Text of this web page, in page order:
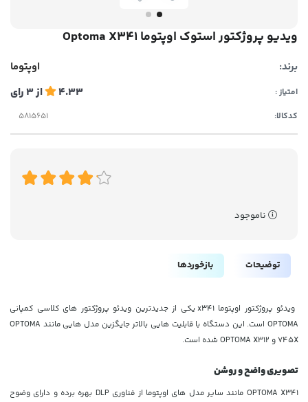
ویدیو پروژکتور استوک اوپتوما Optoma X341
برند: اوپتوما
امتیاز : 4.33 از3رای
کدکالا:
ناموجود
توضیحات بازخوردها
ویدئو پروژکتور اوپتوما x341 یکی از جدیدترین ویدئو پروژکتور های کلاسی کمپانی
OPTOMA است. این دستگاه با قابلیت هایی بالاتر جایگزین مدل هایی مانند OPTOMA
745X و OPTOMA X312 شده است.
تصویری واضح و روشن
OPTOMA X341 مانند سایر مدل های اوپتوما از فناوری DLP بهره برده و دارای وضوح